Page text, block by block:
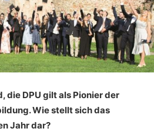
die DPU gilt als Pionier der
Wie stellt sich das
Jahr dar?